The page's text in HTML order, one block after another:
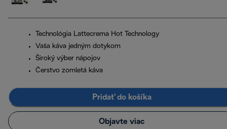
Technológia Lattecrema Hot Technology
Vaša káva jedným dotykom
Široký výber nápojov
Čerstvo zomletá káva
Pridať do košíka
Objavte viac